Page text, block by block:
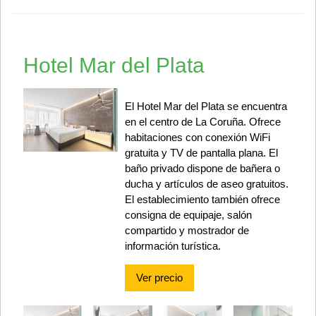
Hotel Mar del Plata
El Hotel Mar del Plata se encuentra
en el centro de La Coruña. Ofrece
habitaciones con conexión WiFi
gratuita y TV de pantalla plana. El
baño privado dispone de bañera o
ducha y artículos de aseo gratuitos.
El establecimiento también ofrece
consigna de equipaje, salón
compartido y mostrador de
información turística.
Ver precio